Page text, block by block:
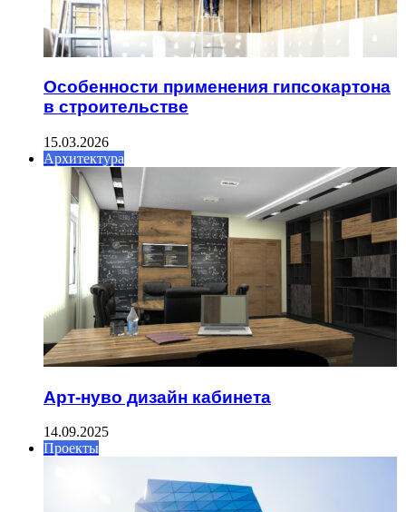
Особенности применения гипсокартона
в строительстве
15.03.2026
Архитектура
Арт-нуво дизайн кабинета
14.09.2025
Проекты